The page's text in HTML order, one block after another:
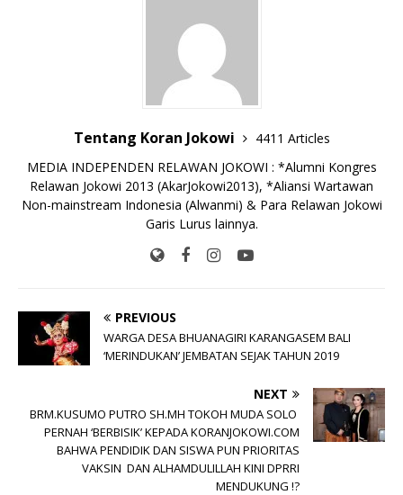
n
Tentang Koran Jokowi
4411 Articles
MEDIA INDEPENDEN RELAWAN JOKOWI : *Alumni Kongres
Relawan Jokowi 2013 (AkarJokowi2013), *Aliansi Wartawan
Non-mainstream Indonesia (Alwanmi) & Para Relawan Jokowi
Garis Lurus lainnya.
PREVIOUS
WARGA DESA BHUANAGIRI KARANGASEM BALI
‘MERINDUKAN’ JEMBATAN SEJAK TAHUN 2019
NEXT
BRM.KUSUMO PUTRO SH.MH TOKOH MUDA SOLO
PERNAH ‘BERBISIK’ KEPADA KORANJOKOWI.COM
BAHWA PENDIDIK DAN SISWA PUN PRIORITAS
VAKSIN DAN ALHAMDULILLAH KINI DPRRI
MENDUKUNG !?